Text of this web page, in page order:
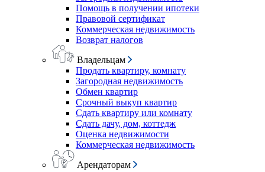
Помощь в получении ипотеки
Правовой сертификат
Коммерческая недвижимость
Возврат налогов
Владельцам
Продать квартиру, комнату
Загородная недвижимость
Обмен квартир
Срочный выкуп квартир
Сдать квартиру или комнату
Сдать дачу, дом, коттедж
Оценка недвижимости
Коммерческая недвижимость
Арендаторам